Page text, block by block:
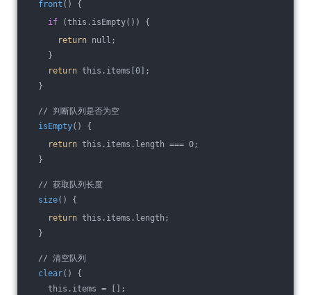
front () {
if (this.isEmpty()) {
return null;
}
return this.items[0];
}
// 判断队列是否为空
isEmpty() {
return this.items.length === 0;
}
// 获取队列长度
size() {
return this.items.length;
}
// 清空队列
clear() {
this.items = [];